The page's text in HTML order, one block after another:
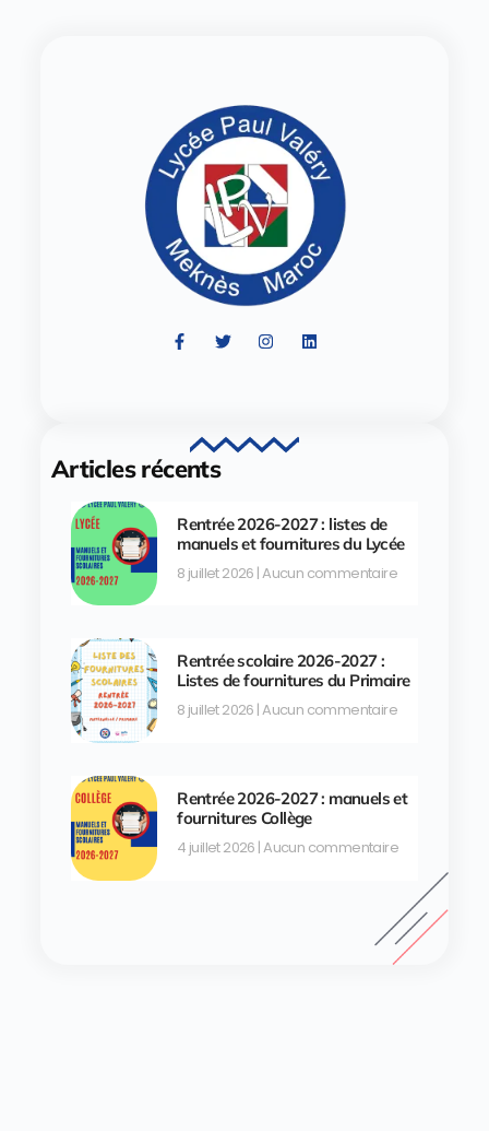
Articles récents
Rentrée 2026-2027 : listes de
manuels et fournitures du Lycée
8 juillet 2026 Aucun commentaire
Rentrée scolaire 2026-2027 :
Listes de fournitures du Primaire
8 juillet 2026 Aucun commentaire
Rentrée 2026-2027 : manuels et
fournitures Collège
4 juillet 2026 Aucun commentaire